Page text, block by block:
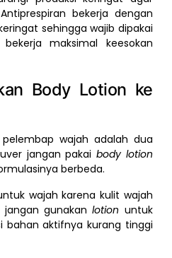
bekerja dengan
sehingga wajib dipakai
maksimal keesokan
Body Lotion ke
wajah adalah dua
jangan pakaibody lotion
berbeda.
wajah karena kulit wajah
jangan gunakanlotion untuk
bahan aktifnya kurang tinggi